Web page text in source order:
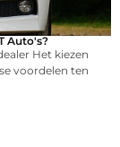
Auto's?
Het kiezen
voordelen ten